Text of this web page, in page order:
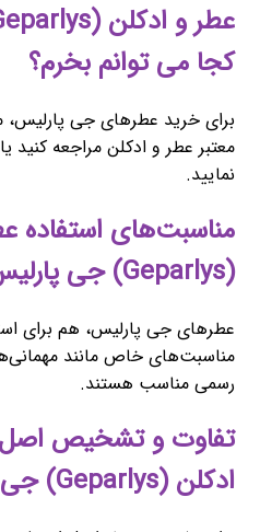
کجا می توانم بخرم؟
برای خرید عطرهای جی پارلیس،
معتبر عطر و ادکلن مراجعه کنید
نمایید.
مناسبت‌های استفاده
(Geparlys) جی پارلیس
عطرهای جی پارلیس، هم برای
مناسبت‌های خاص مانند
رسمی مناسب هستند.
تفاوت و تشخیص اصل
ادکلن (Geparlys) جی پارلیس